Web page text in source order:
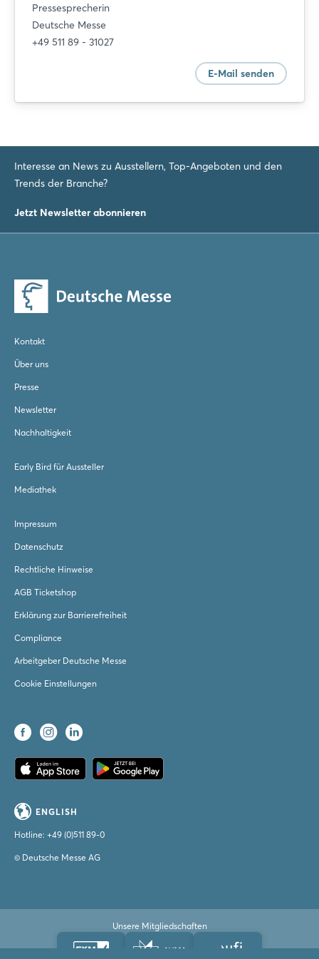
Pressesprecherin
Deutsche Messe
+49 511 89 - 31027
E-Mail senden
Interesse an News zu Ausstellern, Top-Angeboten und den
Trends der Branche?
Jetzt Newsletter abonnieren
Kontakt
Über uns
Presse
Newsletter
Nachhaltigkeit
Early Bird für Aussteller
Mediathek
Impressum
Datenschutz
Rechtliche Hinweise
AGB Ticketshop
Erklärung zur Barrierefreiheit
Compliance
Arbeitgeber Deutsche Messe
Cookie Einstellungen
ENGLISH
Hotline: +49 (0)511 89-0
© Deutsche Messe AG
Unsere Mitgliedschaften